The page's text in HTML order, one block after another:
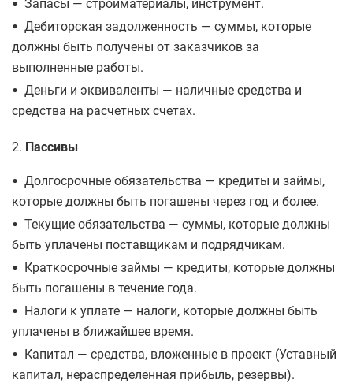
Запасы — стройматериалы, инструмент.
• Дебиторская задолженность — суммы, которые
должны быть получены от заказчиков за
выполненные работы.
• Деньги и эквиваленты — наличные средства и
средства на расчетных счетах.
2. Пассивы
• Долгосрочные обязательства — кредиты и займы,
которые должны быть погашены через год и более.
• Текущие обязательства — суммы, которые должны
быть уплачены поставщикам и подрядчикам.
• Краткосрочные займы — кредиты, которые должны
быть погашены в течение года.
• Налоги к уплате — налоги, которые должны быть
уплачены в ближайшее время.
• Капитал — средства, вложенные в проект (Уставный
капитал, нераспределенная прибыль, резервы).